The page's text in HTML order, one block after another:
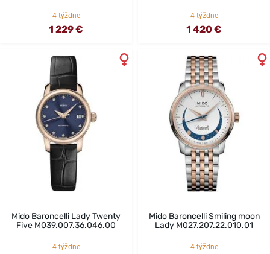
4 týždne
1 229 €
4 týždne
1 420 €
Mido Baroncelli Lady Twenty
Five M039.007.36.046.00
4 týždne
Mido Baroncelli Smiling moon
Lady M027.207.22.010.01
4 týždne